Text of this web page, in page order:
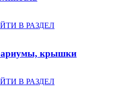
В РАЗДЕЛ
крышки
В РАЗДЕЛ